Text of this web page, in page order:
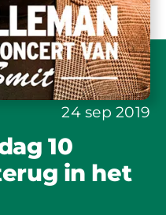
24 sep 2019
10
in het